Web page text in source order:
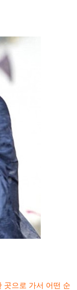
곳으로 가서 어떤 순